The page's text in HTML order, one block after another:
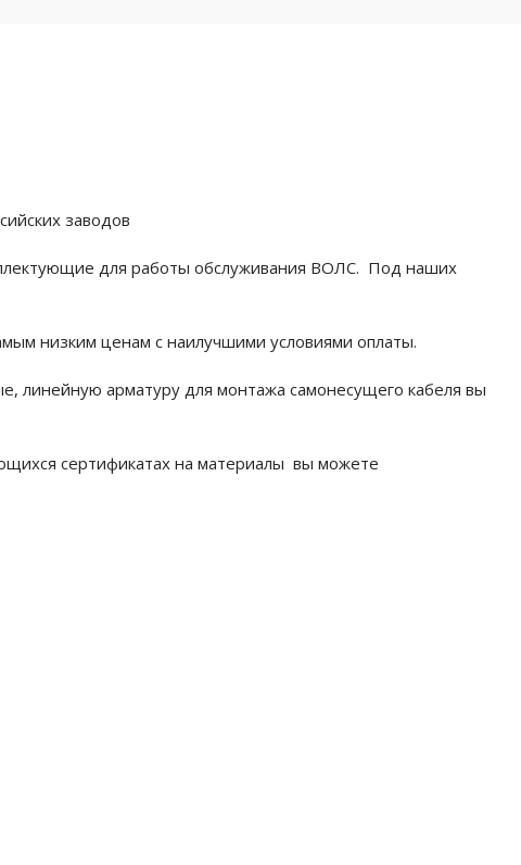
заводов
для работы обслуживания ВОЛС. Под наших
низким ценам с наилучшими условиями оплаты.
линейную арматуру для монтажа самонесущего кабеля вы
сертификатах на материалы вы можете